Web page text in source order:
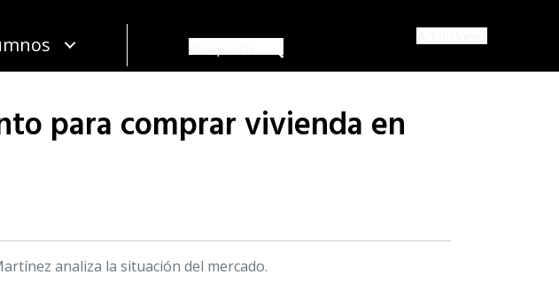
para comprar vivienda en
analiza la situación del mercado.